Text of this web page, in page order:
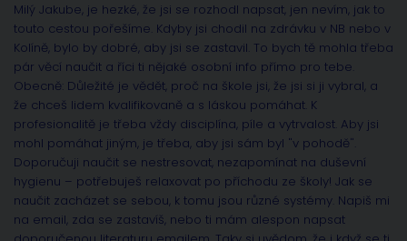
Milý Jakube, je hezké, že jsi se rozhodl napsat, jen nevím, jak to
touto cestou pořešíme. Kdyby jsi chodil na zdrávku v NB nebo v
Kolíně, bylo by dobré, aby jsi se zastavil. To bych tě mohla třeba
pár věcí naučit a říci ti nějaké osobní info přímo pro tebe.
Obecně: Důležité je vědět, proč na škole jsi, že jsi si ji vybral, a
že chceš lidem kvalifikovaně a s láskou pomáhat. K
profesionalitě je třeba vždy disciplína, píle a vytrvalost. Aby jsi
mohl pomáhat jiným, je třeba, aby jsi sám byl "v pohodě".
Doporučuji naučit se nestresovat, nezapomínat na duševní
hygienu – potřebuješ relaxovat po příchodu ze školy! Jak se
naučit zacházet se sebou, k tomu jsou různé systémy. Napiš mi
na email, zda se zastavíš, nebo ti mám alespon napsat